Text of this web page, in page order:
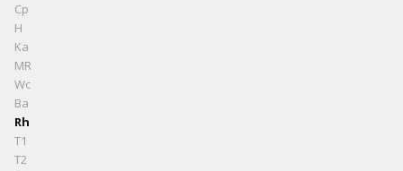
Cp
H
Ka
MR
Wc
Ba
Rh
T1
T2